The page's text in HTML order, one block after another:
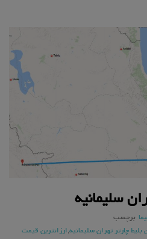
سلیمانیه
برچسب
بلیط چارتر تهران سلیمانیه,ارزانترین قیمت